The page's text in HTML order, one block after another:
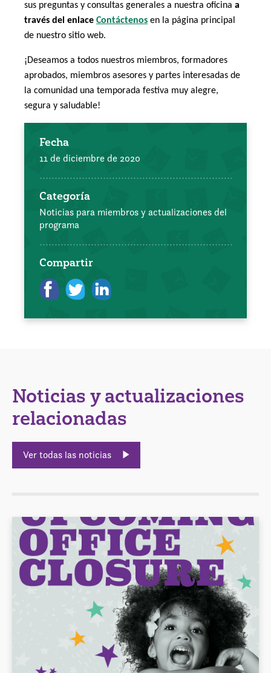
sus preguntas y consultas generales a nuestra oficina a
través del enlace Contáctenos en la página principal
de nuestro sitio web.
¡Deseamos a todos nuestros miembros, formadores
aprobados, miembros asesores y partes interesadas de
la comunidad una temporada festiva muy alegre,
segura y saludable!
Fecha
11 de diciembre de 2020
Categoría
Noticias para miembros y actualizaciones del
programa
Compartir
Noticias y actualizaciones
relacionadas
Ver todas las noticias